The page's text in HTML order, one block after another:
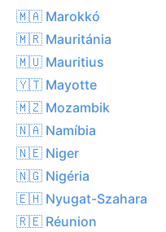
🇲🇦 Marokkó
🇲🇷 Mauritánia
🇲🇺 Mauritius
🇾🇹 Mayotte
🇲🇿 Mozambik
🇳🇦 Namíbia
🇳🇪 Niger
🇳🇬 Nigéria
🇪🇭 Nyugat-Szahara
🇷🇪 Réunion